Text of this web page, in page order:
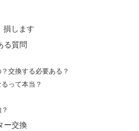
損します
る質問
交換する必要ある？
って本当？
ー交換